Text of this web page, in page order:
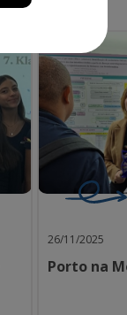
26/11/2025
Porto na